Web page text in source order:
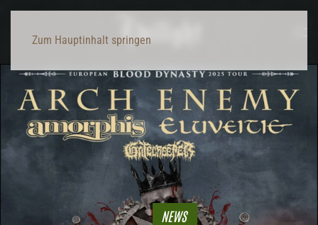
Zum Hauptinhalt springen
NEWS